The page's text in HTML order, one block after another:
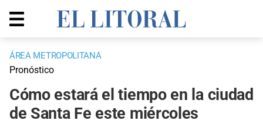
ÁREA METROPOLITANA
Pronóstico
Cómo estará el tiempo en la ciudad
de Santa Fe este miércoles